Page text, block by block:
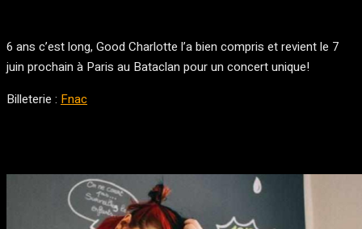
6 ans c’est long, Good Charlotte l’a bien compris et revient le 7
juin prochain à Paris au Bataclan pour un concert unique!
Billeterie : Fnac